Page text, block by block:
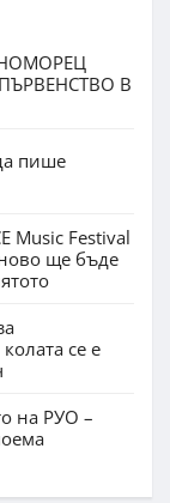
В
пише
Music Festival
ще бъде
се е
на РУО –